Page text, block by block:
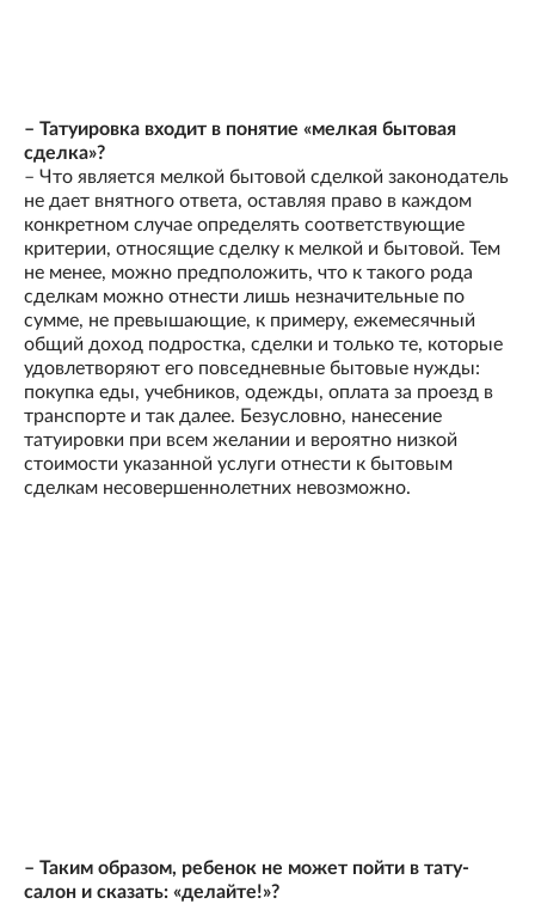
– Татуировка входит в понятие «мелкая бытовая
сделка»?
– Что является мелкой бытовой сделкой законодатель
не дает внятного ответа, оставляя право в каждом
конкретном случае определять соответствующие
критерии, относящие сделку к мелкой и бытовой. Тем
не менее, можно предположить, что к такого рода
сделкам можно отнести лишь незначительные по
сумме, не превышающие, к примеру, ежемесячный
общий доход подростка, сделки и только те, которые
удовлетворяют его повседневные бытовые нужды:
покупка еды, учебников, одежды, оплата за проезд в
транспорте и так далее. Безусловно, нанесение
татуировки при всем желании и вероятно низкой
стоимости указанной услуги отнести к бытовым
сделкам несовершеннолетних невозможно.
– Таким образом, ребенок не может пойти в тату-
салон и сказать: «делайте!»?